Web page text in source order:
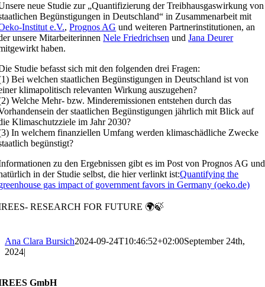
neue Studie zur „Quantifizierung der Treibhausgaswirkung von
Begünstigungen in Deutschland“ in Zusammenarbeit mit
Institut e.V.,Prognos AG und weiteren Partnerinstitutionen, an
unsere MitarbeiterinnenNele Friedrichsen undJana Deurer
haben.
Studie befasst sich mit den folgenden drei Fragen:
Bei welchen staatlichen Begünstigungen in Deutschland ist von
klimapolitisch relevanten Wirkung auszugehen?
Welche Mehr- bzw. Minderemissionen entstehen durch das
der staatlichen Begünstigungen jährlich mit Blick auf
Klimaschutzziele im Jahr 2030?
In welchem finanziellen Umfang werden klimaschädliche Zwecke
begünstigt?
zu den Ergebnissen gibt es im Post von Prognos AG und
in der Studie selbst, die hier verlinkt ist:Quantifying the
gas impact of government favors in Germany (oeko.de)
RESEARCH FOR FUTURE 🌍🍃
Ana Clara Bursich2024-09-24T10:46:52+02:00September 24th,
2024|
GmbH